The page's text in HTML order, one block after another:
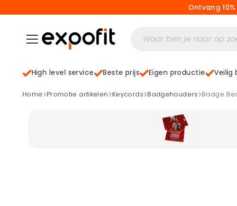
Ontvang
High level service Beste prijs Eigen productie Veilig
home> Promotie artikelen> Keycords> Badgehouders> Badge